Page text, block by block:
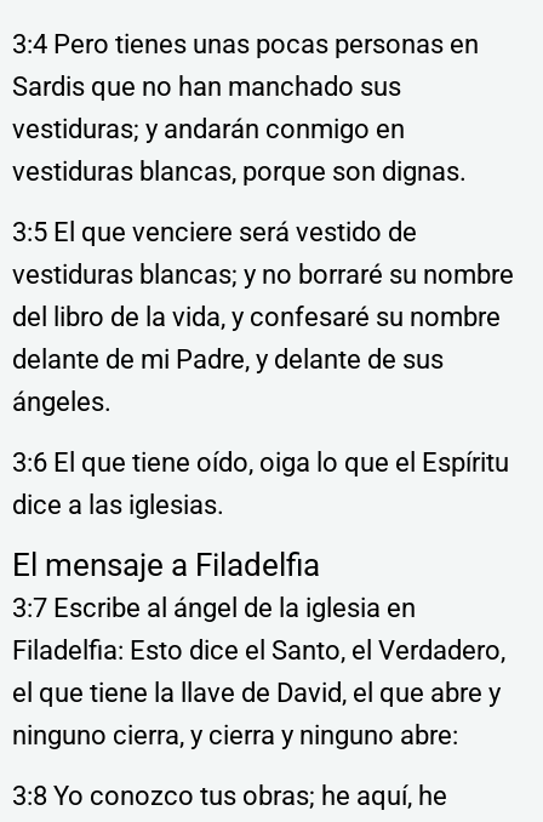
3:4 Pero tienes unas pocas personas en
Sardis que no han manchado sus
vestiduras; y andarán conmigo en
vestiduras blancas, porque son dignas.
3:5 El que venciere será vestido de
vestiduras blancas; y no borraré su nombre
del libro de la vida, y confesaré su nombre
delante de mi Padre, y delante de sus
ángeles.
3:6 El que tiene oído, oiga lo que el Espíritu
dice a las iglesias.
El mensaje a Filadelfia
3:7 Escribe al ángel de la iglesia en
Filadelfia: Esto dice el Santo, el Verdadero,
el que tiene la llave de David, el que abre y
ninguno cierra, y cierra y ninguno abre:
3:8 Yo conozco tus obras; he aquí, he